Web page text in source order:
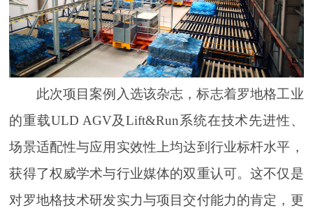
此次项目案例入选该杂志，标志着罗地格工业
的重载ULD AGV及Lift&Run系统在技术先进性、
场景适配性与应用实效性上均达到行业标杆水平，
获得了权威学术与行业媒体的双重认可。这不仅是
对罗地格技术研发实力与项目交付能力的肯定，更